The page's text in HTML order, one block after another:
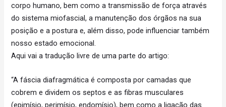
corpo humano, bem como a transmissão de força através
do sistema miofascial, a manutenção dos órgãos na sua
posição e a postura e, além disso, pode influenciar também
nosso estado emocional.
Aqui vai a tradução livre de uma parte do artigo:
“A fáscia diafragmática é composta por camadas que
cobrem e dividem os septos e as fibras musculares
(epimísio, perimísio, endomísio), bem como a ligação das